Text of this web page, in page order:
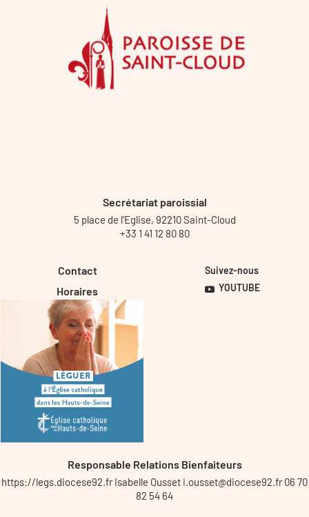
Secrétariat paroissial
5 place de l’Eglise, 92210 Saint-Cloud
+33 1 41 12 80 80
Contact
Horaires
Suivez-nous
YOUTUBE
Responsable Relations Bienfaiteurs
https://legs.diocese92.fr Isabelle Ousset i.ousset@diocese92.fr 06 70
82 54 64